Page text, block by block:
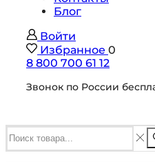
Блог
Войти
Избранное 0
8 800 700 61 12
Звонок по России